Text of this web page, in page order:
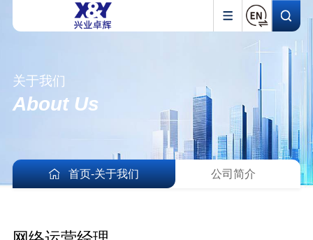
关于我们
About Us
首页-关于我们 公司简介